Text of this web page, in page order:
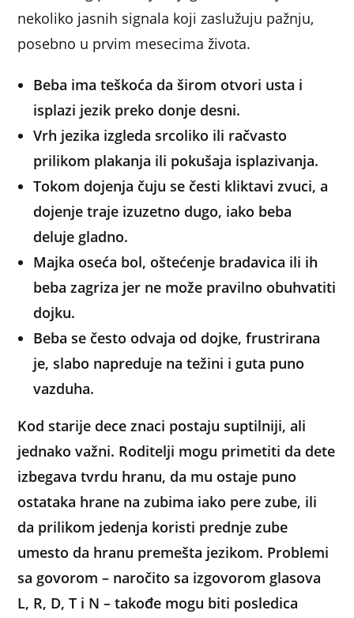
nekoliko jasnih signala koji zaslužuju pažnju,
posebno u prvim mesecima života.
Beba ima teškoća da širom otvori usta i
isplazi jezik preko donje desni.
Vrh jezika izgleda srcoliko ili račvasto
prilikom plakanja ili pokušaja isplazivanja.
Tokom dojenja čuju se česti kliktavi zvuci, a
dojenje traje izuzetno dugo, iako beba
deluje gladno.
Majka oseća bol, oštećenje bradavica ili ih
beba zagriza jer ne može pravilno obuhvatiti
dojku.
Beba se često odvaja od dojke, frustrirana
je, slabo napreduje na težini i guta puno
vazduha.
Kod starije dece znaci postaju suptilniji, ali
jednako važni. Roditelji mogu primetiti da dete
izbegava tvrdu hranu, da mu ostaje puno
ostataka hrane na zubima iako pere zube, ili
da prilikom jedenja koristi prednje zube
umesto da hranu premešta jezikom. Problemi
sa govorom – naročito sa izgovorom glasova
L, R, D, T i N – takođe mogu biti posledica